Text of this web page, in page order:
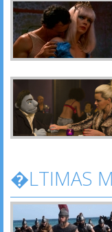
�LTIMAS